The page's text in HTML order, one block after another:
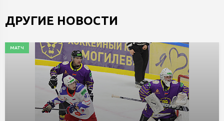
ДРУГИЕ НОВОСТИ
МАТЧ